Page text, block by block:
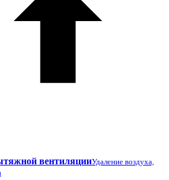
вентиляцииУдаление воздуха,